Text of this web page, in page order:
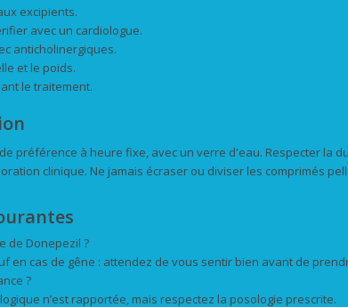
excipients.
avec un cardiologue.
anticholinergiques.
et le poids.
le traitement.
préférence à heure fixe, avec un verre d'eau. Respecter la
clinique. Ne jamais écraser ou diviser les comprimés
de Donepezil ?
en cas de gêne : attendez de vous sentir bien avant de
?
n’est rapportée, mais respectez la posologie prescrite.